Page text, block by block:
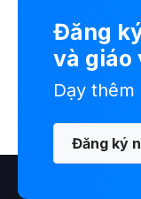
Đăng
và giáo
Dạy
Đăng ký